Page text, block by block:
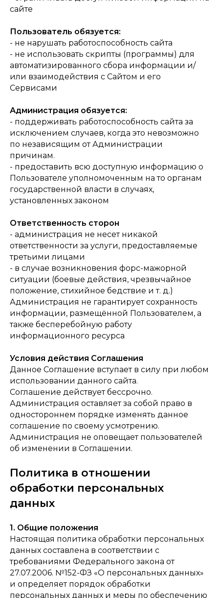
сайте
Пользователь обязуется:
- не нарушать работоспособность сайта
- не использовать скрипты (программы) для
автоматизированного сбора информации и/
или взаимодействия с Сайтом и его
Сервисами
Администрация обязуется:
- поддерживать работоспособность сайта за
исключением случаев, когда это невозможно
по независящим от Администрации
причинам.
- предоставить всю доступную информацию о
Пользователе уполномоченным на то органам
государственной власти в случаях,
установленных законом
Ответственность сторон
- администрация не несет никакой
ответственности за услуги, предоставляемые
третьими лицами
- в случае возникновения форс-мажорной
ситуации (боевые действия, чрезвычайное
положение, стихийное бедствие и т. д.)
Администрация не гарантирует сохранность
информации, размещённой Пользователем, а
также бесперебойную работу
информационного ресурса
Условия действия Соглашения
Данное Соглашение вступает в силу при любом
использовании данного сайта.
Соглашение действует бессрочно.
Администрация оставляет за собой право в
одностороннем порядке изменять данное
соглашение по своему усмотрению.
Администрация не оповещает пользователей
об изменении в Соглашении.
Политика в отношении
обработки персональных
данных
1. Общие положения
Настоящая политика обработки персональных
данных составлена в соответствии с
требованиями Федерального закона от
27.07.2006. №152-ФЗ «О персональных данных»
и определяет порядок обработки
персональных данных и меры по обеспечению